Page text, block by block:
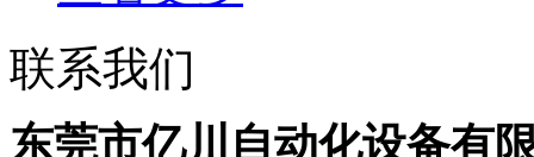
联系我们
东莞市亿川自动化设备有